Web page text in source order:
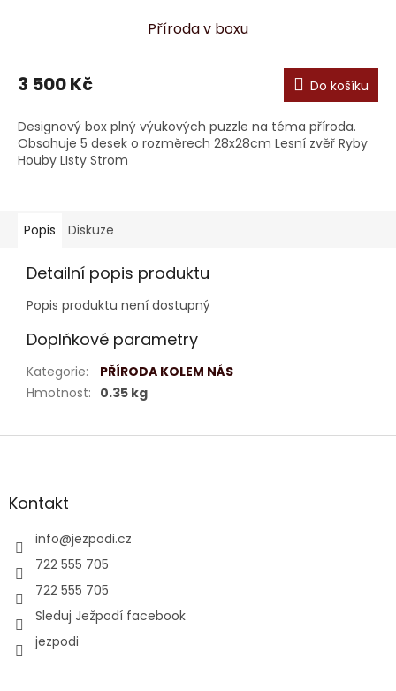
Příroda v boxu
3 500 Kč Do košíku
Designový box plný výukových puzzle na téma příroda.
Obsahuje 5 desek o rozměrech 28x28cm Lesní zvěř Ryby
Houby LIsty Strom
Popis Diskuze
Detailní popis produktu
Popis produktu není dostupný
Doplňkové parametry
Kategorie:
PŘÍRODA KOLEM NÁS
Hmotnost: 0.35 kg
Z
aKontakt
info@jezpodi.cz
722 555 705
722 555 705
Sleduj Ježpodí facebook
jezpodi